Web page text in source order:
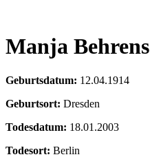
Manja Behrens
Geburtsdatum: 12.04.1914
Geburtsort: Dresden
Todesdatum: 18.01.2003
Todesort: Berlin